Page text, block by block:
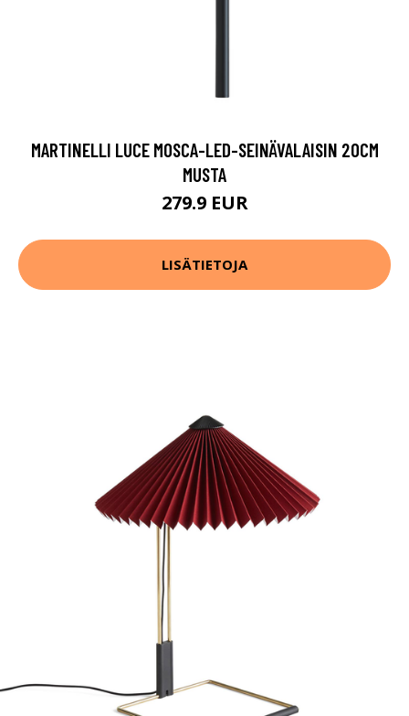
MARTINELLI LUCE MOSCA-LED-SEINÄVALAISIN 20CM
MUSTA
279.9 EUR
LISÄTIETOJA